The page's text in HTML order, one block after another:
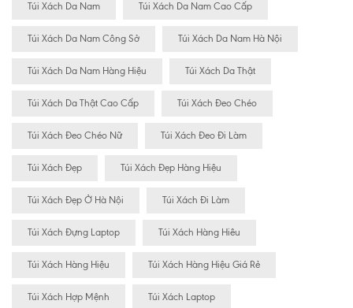
Túi Xách Da Nam Túi Xách Da Nam Cao Cấp
Túi Xách Da Nam Công Sở Túi Xách Da Nam Hà Nội
Túi Xách Da Nam Hàng Hiệu Túi Xách Da Thật
Túi Xách Da Thật Cao Cấp Túi Xách Đeo Chéo
Túi Xách Đeo Chéo Nữ Túi Xách Đeo Đi Làm
Túi Xách Đẹp Túi Xách Đẹp Hàng Hiệu
Túi Xách Đẹp Ở Hà Nội Túi Xách Đi Làm
Túi Xách Đựng Laptop Túi Xách Hàng Hiêu
Túi Xách Hàng Hiệu Túi Xách Hàng Hiệu Giá Rẻ
Túi Xách Hợp Mệnh Túi Xách Laptop